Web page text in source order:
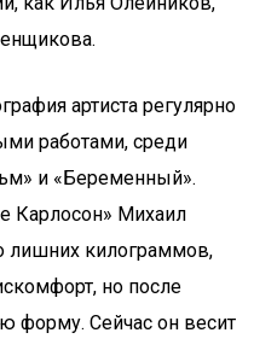
артиста регулярно
работами, среди
и «Беременный».
Карлосон» Михаил
лишних килограммов,
но после
форму. Сейчас он весит